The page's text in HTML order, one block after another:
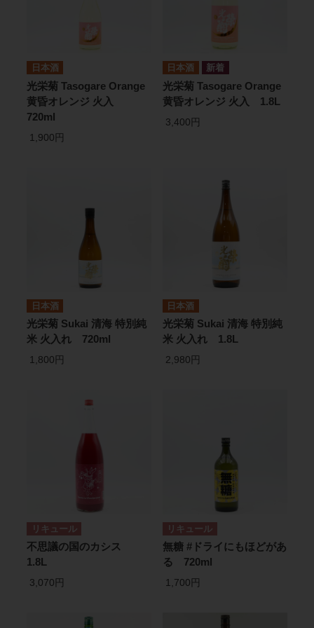
日本酒
光栄菊 Tasogare Orange
黄昏オレンジ 火入
720ml
1,900円
日本酒
光栄菊 Tasogare Orange
黄昏オレンジ 火入 1.8L
3,400円
日本酒
光栄菊 Sukai 清海 特別純
米 火入れ 720ml
1,800円
日本酒
光栄菊 Sukai 清海 特別純
米 火入れ 1.8L
2,980円
リキュール
不思議の国のカシス
1.8L
3,070円
リキュール
無糖 #ドライにもほどがあ
る 720ml
1,700円